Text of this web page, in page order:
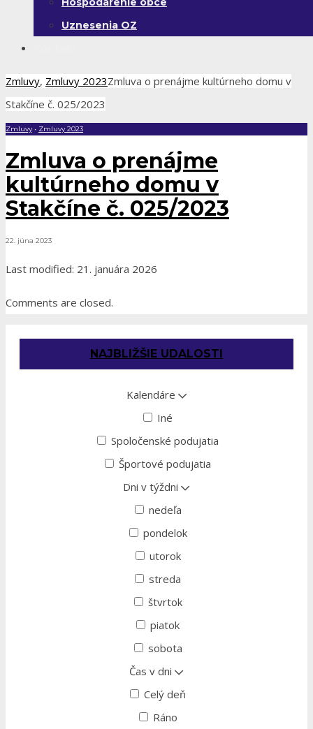
Uznesenia OZ
Zmluvy, Zmluvy 2023Zmluva o prenájme kultúrneho domu v
Stakčíne č. 025/2023
Zmluvy• Zmluvy 2023
Zmluva o prenájme
kultúrneho domu v
Stakčíne č. 025/2023
22. júna 2023
Last modified: 21. januára 2026
Comments are closed.
NAJBLIŽŠIE UDALOSTI
Kalendáre
Iné
Spoločenské podujatia
Športové podujatia
Dni v týždni
nedeľa
pondelok
utorok
streda
štvrtok
piatok
sobota
Čas v dni
Celý deň
Ráno